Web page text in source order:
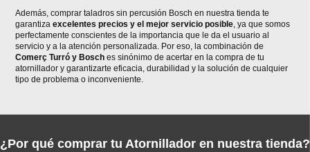
Además, comprar taladros sin percusión Bosch en nuestra tienda te
garantizaexcelentes precios y el mejor servicio posible, ya que somos
perfectamente conscientes de la importancia que le da el usuario al
servicio y a la atención personalizada. Por eso, la combinación de
Comerç Turró y Bosch es sinónimo de acertar en la compra de tu
atornillador y garantizarte eficacia, durabilidad y la solución de cualquier
tipo de problema o inconveniente.
¿Por qué comprar tu Atornillador en nuestra tienda?